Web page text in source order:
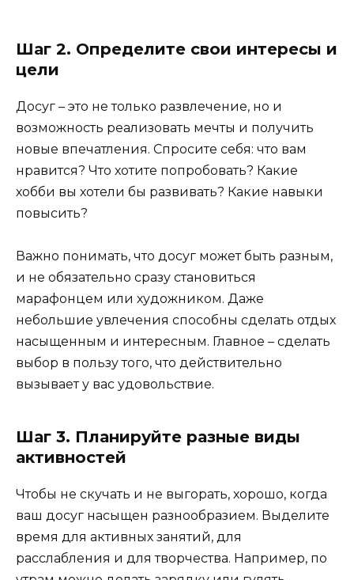
Шаг 2. Определите свои интересы и
цели
Досуг – это не только развлечение, но и
возможность реализовать мечты и получить
новые впечатления. Спросите себя: что вам
нравится? Что хотите попробовать? Какие
хобби вы хотели бы развивать? Какие навыки
повысить?
Важно понимать, что досуг может быть разным,
и не обязательно сразу становиться
марафонцем или художником. Даже
небольшие увлечения способны сделать отдых
насыщенным и интересным. Главное – сделать
выбор в пользу того, что действительно
вызывает у вас удовольствие.
Шаг 3. Планируйте разные виды
активностей
Чтобы не скучать и не выгорать, хорошо, когда
ваш досуг насыщен разнообразием. Выделите
время для активных занятий, для
расслабления и для творчества. Например, по